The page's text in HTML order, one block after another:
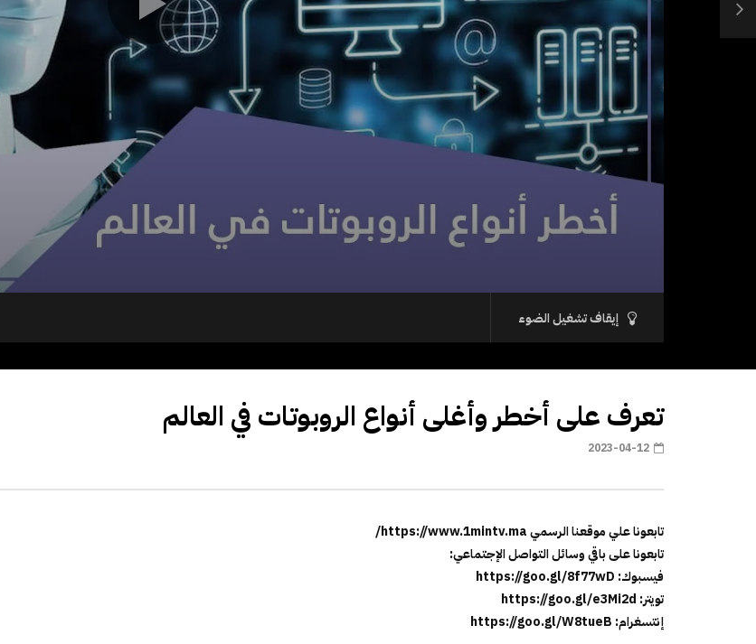
إيقاف تشغيل الضوء
تعرف على أخطر وأغلى أنواع الروبوتات في العالم
2023-04-12
تابعونا علي موقعنا الرسمي https://www.1mintv.ma/
تابعونا على باقي وسائل التواصل الإجتماعي:
فيسبوك: https://goo.gl/8f77wD
تويتر: https://goo.gl/e3Mi2d
إنتسغرام: https://goo.gl/W8tueB